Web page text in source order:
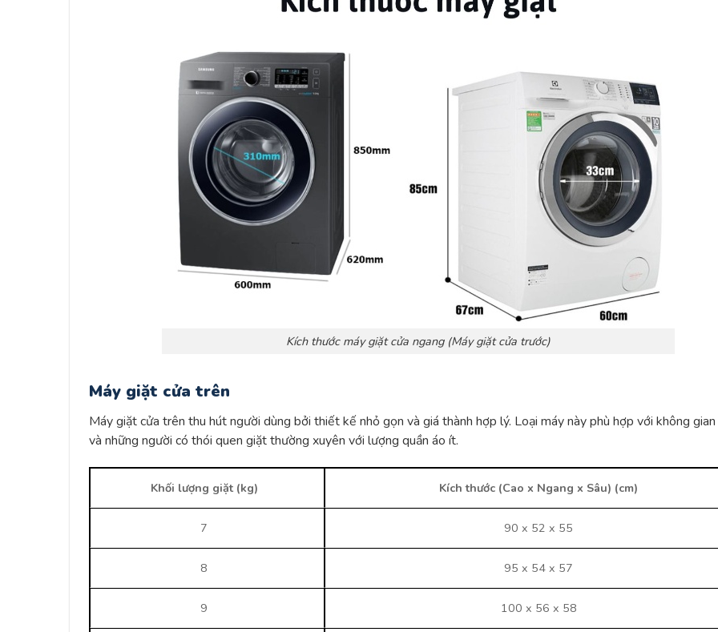
Kích thước máy giặt cửa ngang (Máy giặt cửa trước)
Máy giặt cửa trên
Máy giặt cửa trên thu hút người dùng bởi thiết kế nhỏ gọn và giá thành hợp lý. Loại máy này phù hợp với không
và những người có thói quen giặt thường xuyên với lượng quần áo ít.
Khối lượng giặt (kg) Kích thước (Cao x Ngang x Sâu) (cm)
7 90 x 52 x 55
8 95 x 54 x 57
9 100 x 56 x 58